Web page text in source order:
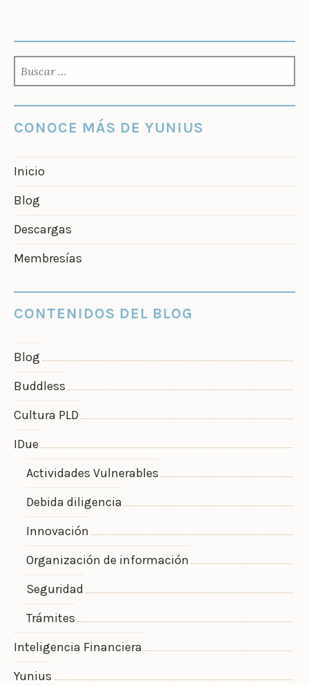
CONOCE MÁS DE YUNIUS
Inicio
Blog
Descargas
Membresías
CONTENIDOS DEL BLOG
Blog
Buddless
Cultura PLD
IDue
Actividades Vulnerables
Debida diligencia
Innovación
Organización de información
Seguridad
Trámites
Inteligencia Financiera
Yunius